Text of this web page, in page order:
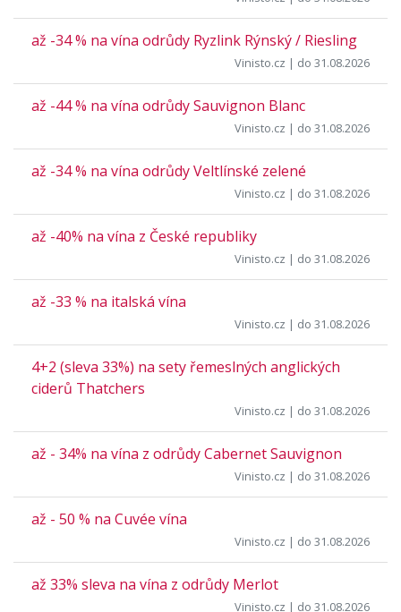
až -34 % na vína odrůdy Ryzlink Rýnský / Riesling
Vinisto.cz | do 31.08.2026
až -44 % na vína odrůdy Sauvignon Blanc
Vinisto.cz | do 31.08.2026
až -34 % na vína odrůdy Veltlínské zelené
Vinisto.cz | do 31.08.2026
až -40% na vína z České republiky
Vinisto.cz | do 31.08.2026
až -33 % na italská vína
Vinisto.cz | do 31.08.2026
4+2 (sleva 33%) na sety řemeslných anglických
ciderů Thatchers
Vinisto.cz | do 31.08.2026
až - 34% na vína z odrůdy Cabernet Sauvignon
Vinisto.cz | do 31.08.2026
až - 50 % na Cuvée vína
Vinisto.cz | do 31.08.2026
až 33% sleva na vína z odrůdy Merlot
Vinisto.cz | do 31.08.2026